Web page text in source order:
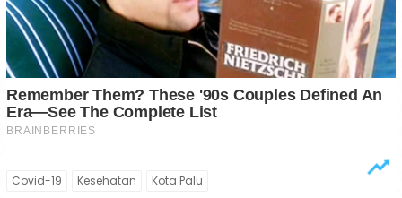
Covid-19 Kesehatan Kota Palu